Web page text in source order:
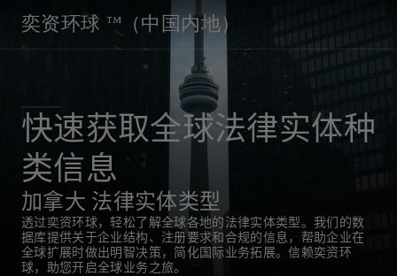
奕资环球 ™（中国内地）
快速获取全球法律实体种
类信息
加拿大 法律实体类型
透过奕资环球，轻松了解全球各地的法律实体类型。我们的数
据库提供关于企业结构、注册要求和合规的信息，帮助企业在
全球扩展时做出明智决策，简化国际业务拓展。信赖奕资环
球，助您开启全球业务之旅。